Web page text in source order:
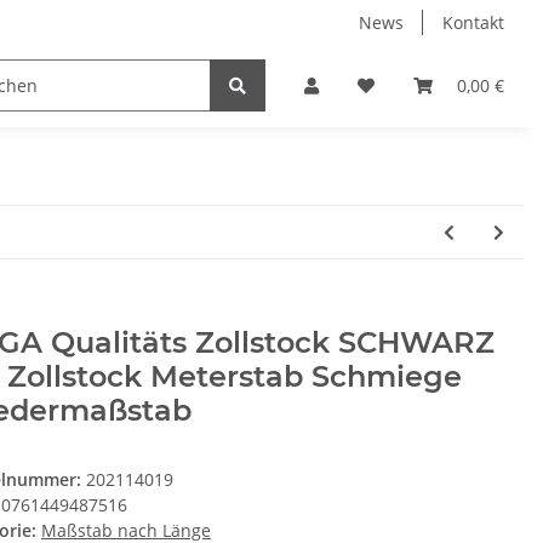
News Kontakt
0,00 €
Hersteller
Qualitäts Zollstock SCHWARZ
Zollstock Meterstab Schmiege
202114019
0761449487516
Maßstab nach Länge